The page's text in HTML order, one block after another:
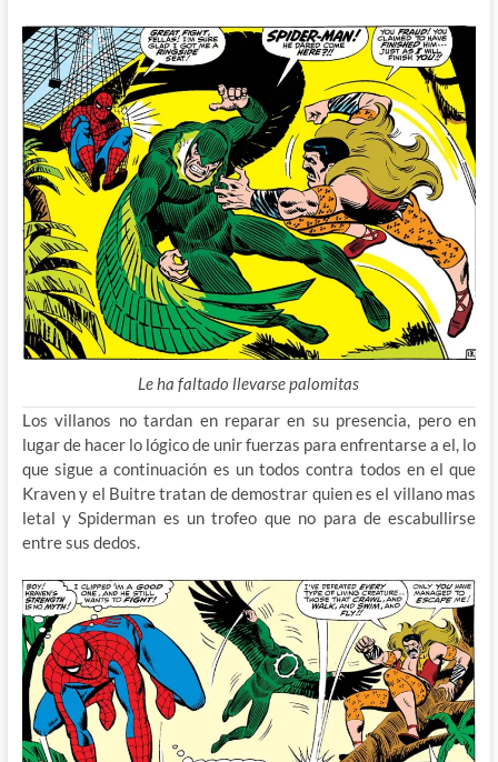
Le ha faltado llevarse palomitas
Los villanos no tardan en reparar en su presencia, pero en
lugar de hacer lo lógico de unir fuerzas para enfrentarse a el, lo
que sigue a continuación es un todos contra todos en el que
Kraven y el Buitre tratan de demostrar quien es el villano mas
letal y Spiderman es un trofeo que no para de escabullirse
entre sus dedos.